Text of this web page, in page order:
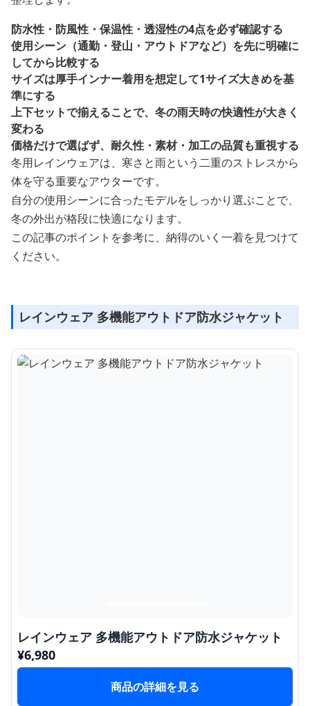
防水性・防風性・保温性・透湿性の4点を必ず確認する
使用シーン（通勤・登山・アウトドアなど）を先に明確に
してから比較する
サイズは厚手インナー着用を想定して1サイズ大きめを基
準にする
上下セットで揃えることで、冬の雨天時の快適性が大きく
変わる
価格だけで選ばず、耐久性・素材・加工の品質も重視する
冬用レインウェアは、寒さと雨という二重のストレスから
体を守る重要なアウターです。
自分の使用シーンに合ったモデルをしっかり選ぶことで、
冬の外出が格段に快適になります。
この記事のポイントを参考に、納得のいく一着を見つけて
ください。
レインウェア 多機能アウトドア防水ジャケット
レインウェア 多機能アウトドア防水ジャケット
¥6,980
商品の詳細を見る